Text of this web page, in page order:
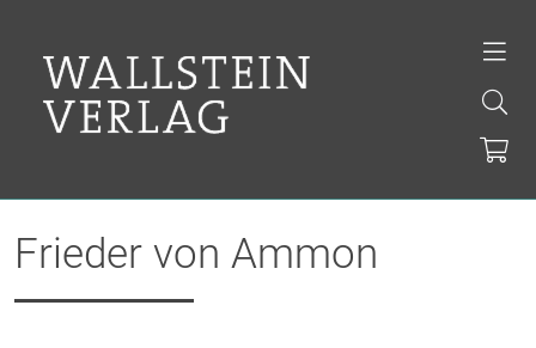
Frieder von Ammon